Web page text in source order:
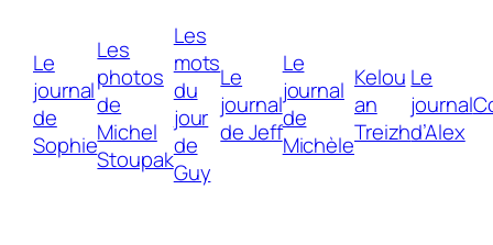
contenu
Le
journal
de
Sophie
Les
photos
de
Michel
Stoupak
Les
mots
du
jour
de
Guy
Le
journal
de Jeff
Le
journal
de
Michèle
Kelou
an
Treizh
Le
journal
d’Alex